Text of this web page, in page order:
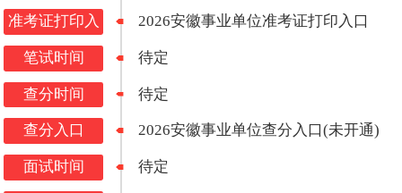
间
准考证打印入
口
笔试时间
查分时间
查分入口
面试时间
2026安徽事业单位准考证打印入口
待定
待定
2026安徽事业单位查分入口(未开通)
待定